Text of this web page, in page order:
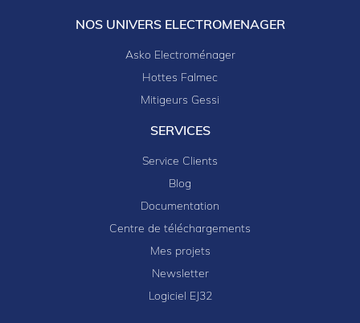
NOS UNIVERS ELECTROMENAGER
Asko Electroménager
Hottes Falmec
Mitigeurs Gessi
SERVICES
Service Clients
Blog
Documentation
Centre de téléchargements
Mes projets
Newsletter
Logiciel EJ32